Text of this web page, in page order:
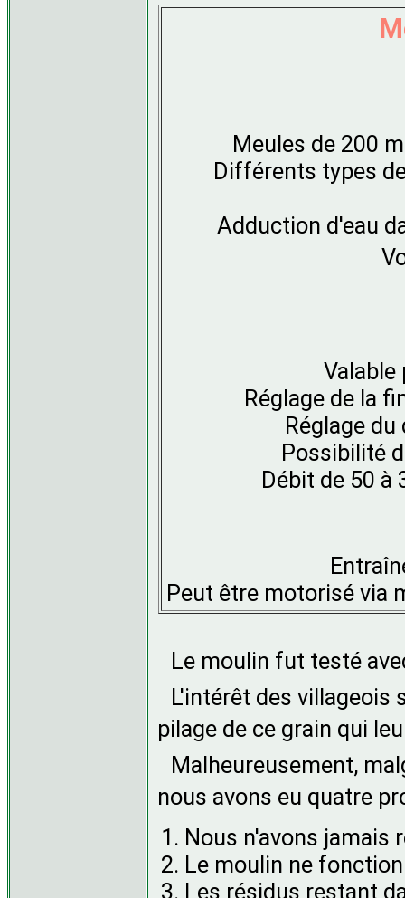
Meules de 200
Différents types
Adduction d'eau
Valable
Réglage de la
Réglage
Possibilité
Débit de 50 à
Peut être motorisé via
Le moulin fut testé
L'intérêt des villageois
pilage de ce grain qui
Malheureusement,
nous avons eu quatre
Nous n'avons jamais
Le moulin ne
Les résidus restant